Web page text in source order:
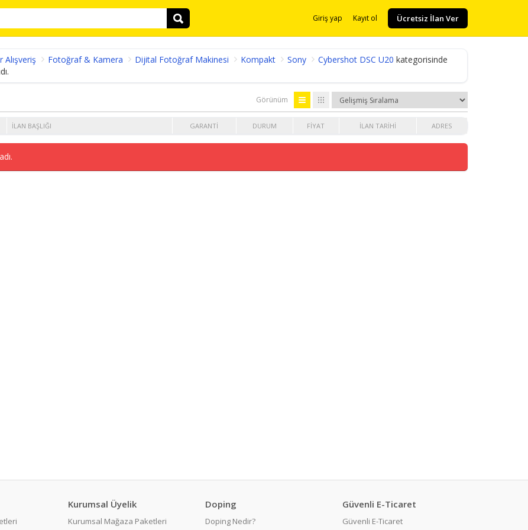
Giriş yap Kayıt ol Ücretsiz İlan Ver
Alışveriş Fotoğraf & Kamera Dijital Fotoğraf Makinesi Kompakt Sony Cybershot DSC U20 kategorisinde
Görünüm
İLAN BAŞLIĞI GARANTI DURUM FIYAT İLAN TARIHI ADRES
Kurumsal Üyelik
Kurumsal Mağaza Paketleri
Doping
Doping Nedir?
Güvenli E-Ticaret
Güvenli E-Ticaret